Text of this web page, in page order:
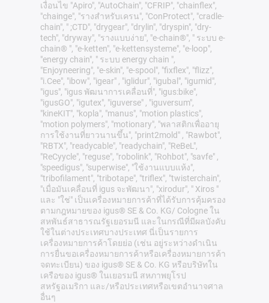
เงื่อนไข "Apiro", "AutoChain", "CFRIP", "chainflex",
"chainge", "รางสำหรับเครน", "ConProtect", "cradle-
chain", " ;CTD", "drygear", "drylin", "dryspin", "dry-
tech", "dryway", "รางแบบง่าย", "e-chain®", " ระบบ e-
chain® ", "e-ketten", "e-kettensysteme", "e-loop",
"energy chain", " ระบบ energy chain ",
"Enjoyneering", "e-skin", "e-spool", "fixflex", "flizz",
"i.Cee", "ibow", "igear" , "iglidur", "igubal", "igumid",
"igus", "igus พัฒนาการเคลื่อนที่", "igus:bike",
"igusGO", "igutex", "iguverse" , "iguversum",
"kineKIT", "kopla", "manus", "motion plastics",
"motion polymers", "motionary", "พลาสติกเพื่ออายุ
การใช้งานที่ยาวนานขึ้น", "print2mold" , "Rawbot",
"RBTX", "readycable", "readychain", "ReBeL",
"ReCyycle", "reguse", "robolink", "Rohbot", "savfe" ,
"speedigus", "superwise", "ใช้งานแบบแห้ง",
"tribofilament", "tribotape", "triflex", "twisterchain",
"เมื่อมันเคลื่อนที่ igus จะพัฒนา", "xirodur", " Xiros "
และ "ใช่" เป็นเครื่องหมายการค้าที่ได้รับการคุ้มครอง
ตามกฎหมายของ igus® SE & Co. KG/ Cologne ใน
สหพันธ์สาธารณรัฐเยอรมนี และในกรณีที่มีผลบังคับ
ใช้ในต่างประเทศบางประเทศ นี่เป็นรายการ
เครื่องหมายการค้าโดยย่อ (เช่น อยู่ระหว่างดำเนิน
การยื่นขอเครื่องหมายการค้าหรือเครื่องหมายการค้า
จดทะเบียน) ของ igus® SE & Co. KG หรือบริษัทใน
เครือของ igus® ในเยอรมนี สหภาพยุโรป
สหรัฐอเมริกา และ/หรือประเทศหรือเขตอำนาจศาล
อื่นๆ